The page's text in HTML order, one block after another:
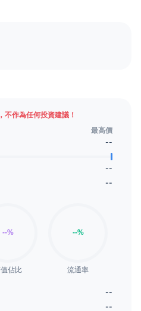
不作為任何投資建議！
最高價
--
--
--
佔比 流通率
--
--